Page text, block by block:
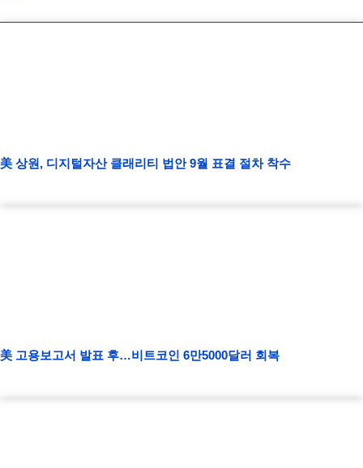
美 상원, 디지털자산 클래리티 법안 9월 표결 절차 착수
美 고용보고서 발표 후…비트코인 6만5000달러 회복